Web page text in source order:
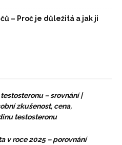
– Proč je důležitá a jak ji
– srovnání |
zkušenost, cena,
testosteronu
v roce 2025 – porovnání